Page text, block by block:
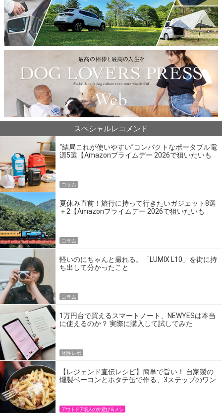
スペシャルレコメンド
“結局これが使いやすい”コンパクトなポータブル電
源5選【Amazonプライムデー 2026で狙いたいも
コラム
夏休み直前！旅行に持って行きたいガジェット8選
＋2【Amazonプライムデー 2026で狙いたいも
コラム
軽いのにちゃんと撮れる。「LUMIX L10」を街に持
ち出して分かったこと
コラム
1万円台で買えるスマートノート、NEWYESは本当
に使えるのか？ 実際に購入して試してみた
体験レポ
【レジェンド直伝レシピ】簡単で旨い！ 自家製の
燻製ベーコンとホタテ缶で作る、3ステップのワン
アウトドア名人の外遊び＆メシ